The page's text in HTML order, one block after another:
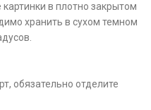
в плотно закрытом
хранить в сухом темном
обязательно отделите